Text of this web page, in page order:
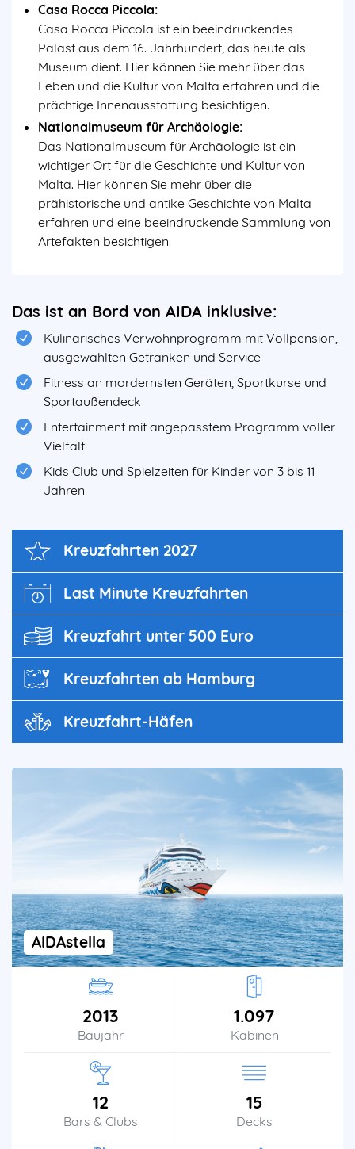
Casa Rocca Piccola:
Casa Rocca Piccola ist ein beeindruckendes
Palast aus dem 16. Jahrhundert, das heute als
Museum dient. Hier können Sie mehr über das
Leben und die Kultur von Malta erfahren und die
prächtige Innenausstattung besichtigen.
Nationalmuseum für Archäologie:
Das Nationalmuseum für Archäologie ist ein
wichtiger Ort für die Geschichte und Kultur von
Malta. Hier können Sie mehr über die
prähistorische und antike Geschichte von Malta
erfahren und eine beeindruckende Sammlung von
Artefakten besichtigen.
Das ist an Bord von AIDA inklusive:
Kulinarisches Verwöhnprogramm mit Vollpension,
ausgewählten Getränken und Service
Fitness an mordernsten Geräten, Sportkurse und
Sportaußendeck
Entertainment mit angepasstem Programm voller
Vielfalt
Kids Club und Spielzeiten für Kinder von 3 bis 11
Jahren
Kreuz­fahrten 2027
Last Minute Kreuzfahrten
Kreuzfahrt unter 500 Euro
Kreuzfahrten ab Hamburg
Kreuzfahrt-Häfen
AIDAstella
2013
Baujahr
1.097
Kabinen
12
Bars & Clubs
15
Decks